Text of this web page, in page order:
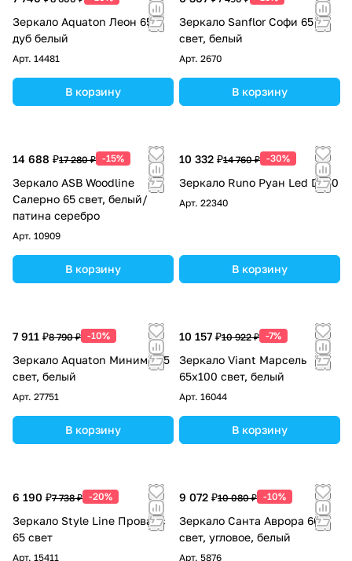
Зеркало Aquaton Леон 65
дуб белый
Арт. 14481
В корзину
Зеркало Sanflor Софи 65
свет, белый
Арт. 2670
В корзину
14 688 ₽17 280 ₽ -15%
Зеркало ASB Woodline
Салерно 65 свет, белый/
патина серебро
Арт. 10909
В корзину
10 332 ₽14 760 ₽ -30%
Зеркало Runo Руан Led D650
Арт. 22340
В корзину
7 911 ₽8 790 ₽ -10%
Зеркало Aquaton Минима 65
свет, белый
Арт. 27751
В корзину
10 157 ₽10 922 ₽ -7%
Зеркало Viant Марсель
65х100 свет, белый
Арт. 16044
В корзину
6 190 ₽7 738 ₽ -20%
Зеркало Style Line Прованс
65 свет
Арт. 15411
9 072 ₽10 080 ₽ -10%
Зеркало Санта Аврора 60
свет, угловое, белый
Арт. 5876